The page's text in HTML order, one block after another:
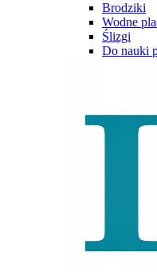
Brodziki
Wodne
Ślizgi
Do nauki